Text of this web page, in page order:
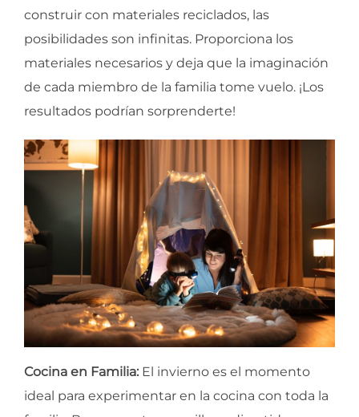
construir con materiales reciclados, las
posibilidades son infinitas. Proporciona los
materiales necesarios y deja que la imaginación
de cada miembro de la familia tome vuelo. ¡Los
resultados podrían sorprenderte!
Cocina en Familia: El invierno es el momento
ideal para experimentar en la cocina con toda la